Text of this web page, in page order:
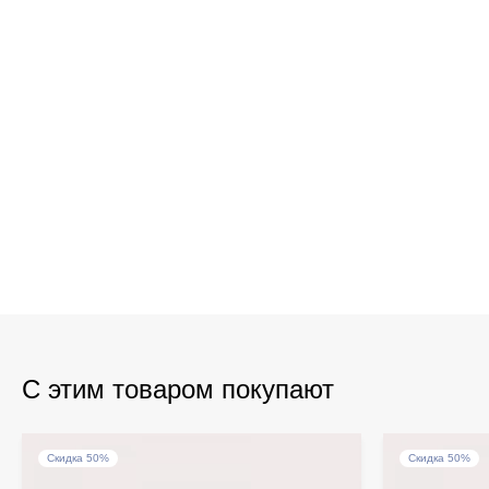
С этим товаром покупают
Скидка 50% Скидка 50%